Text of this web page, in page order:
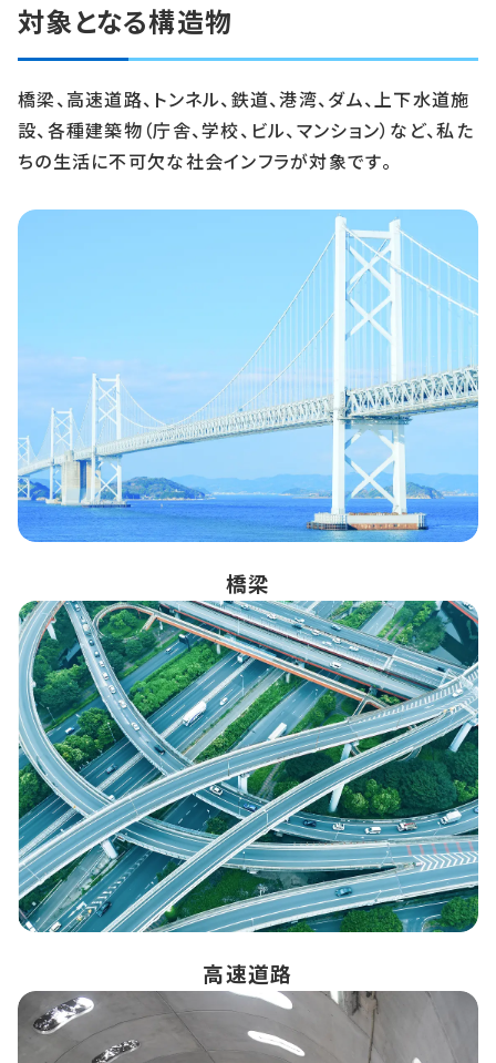
対象となる構造物
橋梁、高速道路、トンネル、鉄道、港湾、ダム、上下水道施
設、各種建築物（庁舎、学校、ビル、マンション）など、私た
ちの生活に不可欠な社会インフラが対象です。
橋梁
高速道路